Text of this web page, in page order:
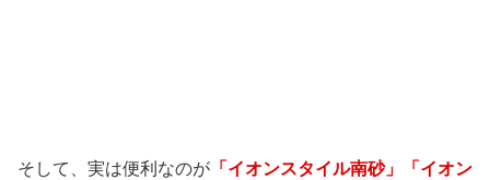
そして、実は便利なのが 「イオンスタイル南砂」「イオン